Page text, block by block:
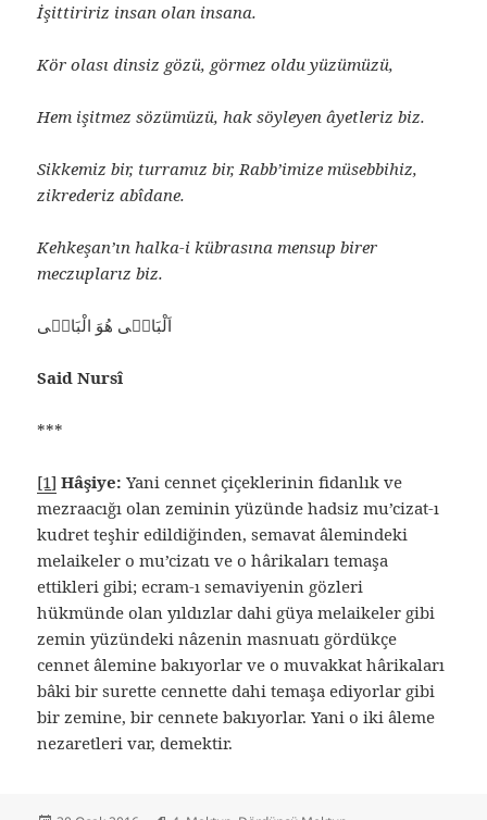
İşittiririz insan olan insana.
Kör olası dinsiz gözü, görmez oldu yüzümüzü,
Hem işitmez sözümüzü, hak söyleyen âyetleriz biz.
Sikkemiz bir, turramız bir, Rabb’imize müsebbihiz,
zikrederiz abîdane.
Kehkeşan’ın halka-i kübrasına mensup birer
meczuplarız biz.
اَلْبَاقٖى هُوَ الْبَاقٖى
Said Nursî
***
[1] Hâşiye: Yani cennet çiçeklerinin fidanlık ve
mezraacığı olan zeminin yüzünde hadsiz mu’cizat-ı
kudret teşhir edildiğinden, semavat âlemindeki
melaikeler o mu’cizatı ve o hârikaları temaşa
ettikleri gibi; ecram-ı semaviyenin gözleri
hükmünde olan yıldızlar dahi güya melaikeler gibi
zemin yüzündeki nâzenin masnuatı gördükçe
cennet âlemine bakıyorlar ve o muvakkat hârikaları
bâki bir surette cennette dahi temaşa ediyorlar gibi
bir zemine, bir cennete bakıyorlar. Yani o iki âleme
nezaretleri var, demektir.